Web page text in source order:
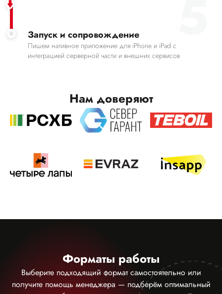
Запуск и сопровождение
Пишем нативное приложение для iPhone и iPad с
интеграцией серверной части и внешних сервисов
Нам доверяют
Форматы работы
Выберите подходящий формат самостоятельно или
получите помощь менеджера — подберём оптимальный